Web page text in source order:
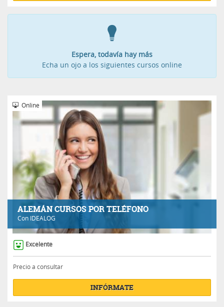
Espera, todavía hay más
Echa un ojo a los siguientes cursos online
ALEMÁN CURSOS POR TELÉFONO
Con IDEALOG
Online
Excelente
Precio a consultar
INFÓRMATE